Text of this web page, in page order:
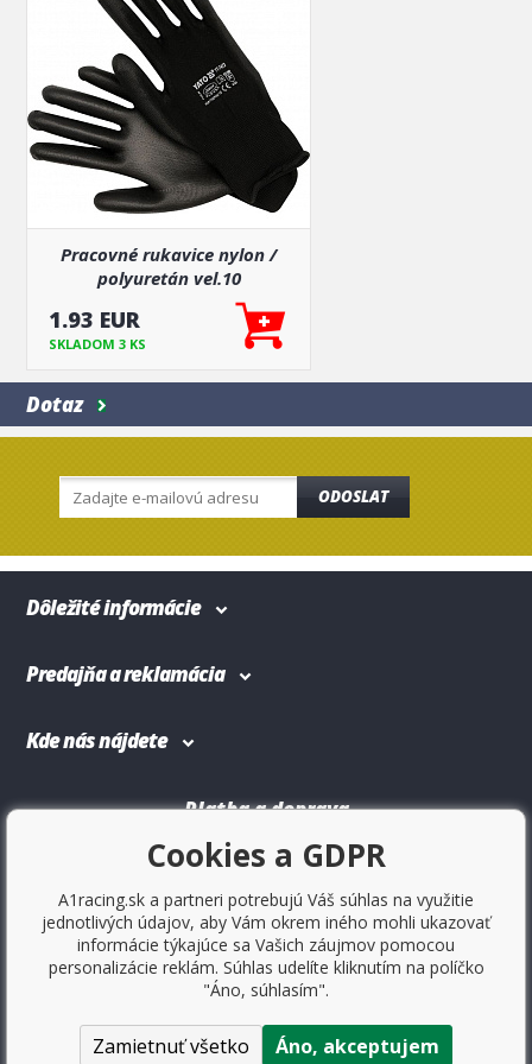
Pracovné rukavice nylon /
polyuretán vel.10
1.93 EUR
SKLADOM 3 KS
Dotaz
ODOSLAT
Dôležité informácie
Predajňa a reklamácia
Kde nás nájdete
Platba a doprava
Copyright © 2017Sportovniautodoplnky.cz- Tuning shop, športové
Cookies a GDPR
A1racing.sk a partneri potrebujú Váš súhlas na využitie
jednotlivých údajov, aby Vám okrem iného mohli ukazovať
informácie týkajúce sa Vašich záujmov pomocou
personalizácie reklám. Súhlas udelíte kliknutím na políčko
"Áno, súhlasím".
Zamietnuť všetko Áno, akceptujem